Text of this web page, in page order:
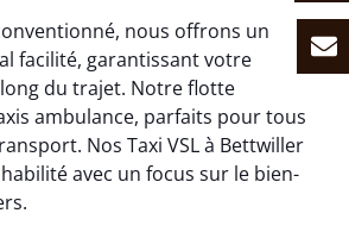
nous offrons un
facilité, garantissant votre
du trajet. Notre flotte
ambulance, parfaits pour tous
Nos Taxi VSL à Bettwiller
avec un focus sur le bien-